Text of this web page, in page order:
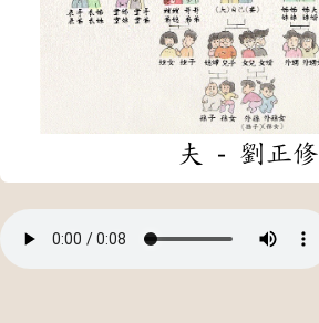
夫 - 劉正修